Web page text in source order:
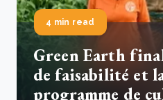
4 min read
Green Earth
de faisabilité et
programme de